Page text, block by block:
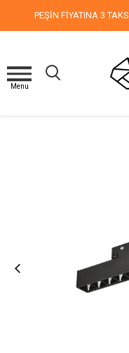
PEŞİN FİYATINA 3
Menu